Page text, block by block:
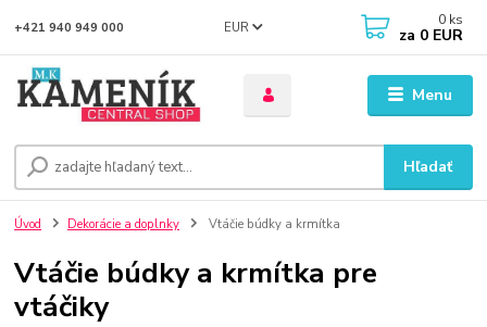
Menu
EUR
Hľadať
+421 940 949 000 0 ks
za 0 EUR
Úvod Dekorácie a doplnky Vtáčie búdky a krmítka
Vtáčie búdky a krmítka pre
vtáčiky